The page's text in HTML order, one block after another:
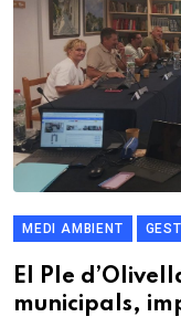
MEDI AMBIENT
El Ple
municipals,